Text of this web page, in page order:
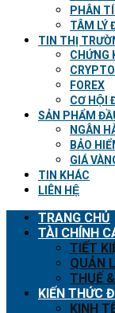
PHÂN
TÂM LÝ
TIN THỊ
CHỨNG
CRYPTO
FOREX
CƠ HỘI
SẢN PHẨM
NGÂN
BẢO
GIÁ
TIN KHÁC
LIÊN HỆ
TRANG CHỦ
TÀI CHÍNH
TIẾT
QUẢN
THUẾ
KIẾN THỨC
KINH